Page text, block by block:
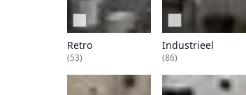
Retro
(53)
Industrieel
(86)